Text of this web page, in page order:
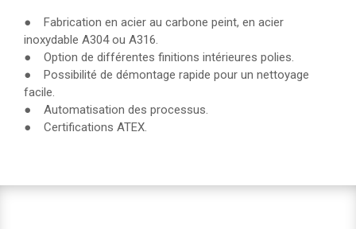
● Fabrication en acier au carbone peint, en acier
inoxydable A304 ou A316.
● Option de différentes finitions intérieures polies.
● Possibilité de démontage rapide pour un nettoyage
facile.
● Automatisation des processus.
● Certifications ATEX.